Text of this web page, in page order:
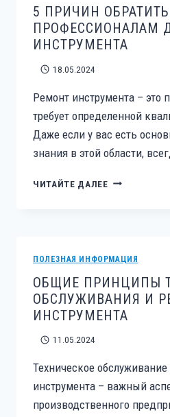
5 ПРИЧИН
ПРОФЕССИОНАЛАМ
ИНСТРУМЕНТА
18.05.2024
Ремонт инструмента – это
требует определенной
Даже если у вас есть
знания в этой области,
ЧИТАЙТЕ ДАЛЕЕ5
РЕМОНТА
ПОЛЕЗНАЯ ИНФОРМАЦИЯ
ОБЩИЕ ПРИНЦИПЫ
ОБСЛУЖИВАНИЯ И
ИНСТРУМЕНТА
11.05.2024
Техническое
инструмента – важный
производственного